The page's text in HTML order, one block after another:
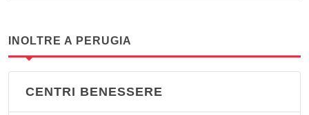
INOLTRE A PERUGIA
CENTRI BENESSERE